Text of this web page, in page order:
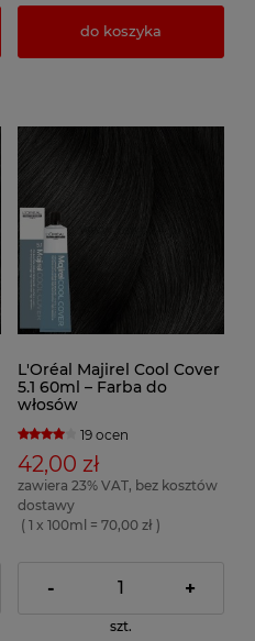
do koszyka
L'Oréal Majirel Cool Cover
5.1 60ml – Farba do
włosów
19 ocen
42,00 zł
zawiera 23% VAT, bez kosztów
dostawy
( 1 x 100ml = 70,00 zł )
- +
szt.